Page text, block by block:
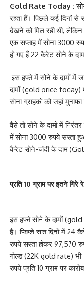
Gold Rate Today :
रहता हैं। पिछले कई दिनों से
देखने को मिल रही थी,
एक सप्ताह में सोना 3000
हो गए हैं 22 कैरेट सोने के
इस हफ्ते में सोने के दामों में
दामों (gold price today)
सोना ग्राहकों को जहां
वैसे तो सोने के दामों में
में सोना 3000 रुपये सस्ता
कैरेट सोने-चांदी के दाम
प्रति 10 ग्राम पर इतने गिरे
इस हफ्ते सोने के दामों
है। पिछले सात दिनों में 24
रुपये सस्ता होकर 97,570
गोल्ड (22K gold rate)
रुपये प्रति 10 ग्राम पर